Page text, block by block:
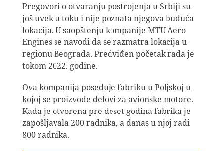
Pregovori o otvaranju postrojenja u Srbiji su
još uvek u toku i nije poznata njegova buduća
lokacija. U saopštenju kompanije MTU Aero
Engines se navodi da se razmatra lokacija u
regionu Beograda. Predviđen početak rada je
tokom 2022. godine.
Ova kompanija poseduje fabriku u Poljskoj u
kojoj se proizvode delovi za avionske motore.
Kada je otvorena pre deset godina fabrika je
zapošljavala 200 radnika, a danas u njoj radi
800 radnika.